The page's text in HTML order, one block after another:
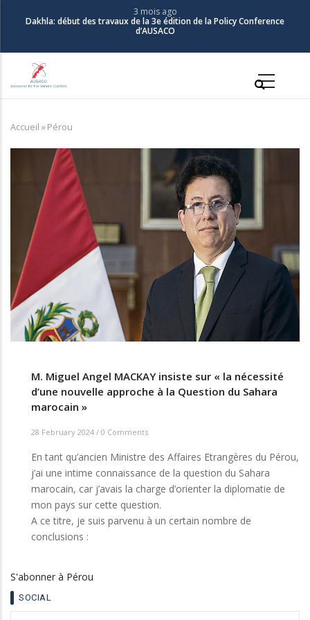
principal
3 mois ago
Dakhla: début des travaux de la 3e édition de la Policy Conference
d’AUSACO
Fil
d'Ariane
Accueil »Pérou
M. Miguel Angel MACKAY insiste sur « la nécessité
d’une nouvelle approche à la Question du Sahara
marocain »
28 February 2024 / 0 Comments
En tant qu’ancien Ministre des Affaires Etrangères du Pérou,
j’ai une intime connaissance de la question du Sahara
marocain, car j’avais la charge d’orienter la diplomatie de
mon pays sur cette question.
A ce titre, je suis parvenu à un certain nombre de
conclusions :
S'abonner à Pérou
SOCIAL